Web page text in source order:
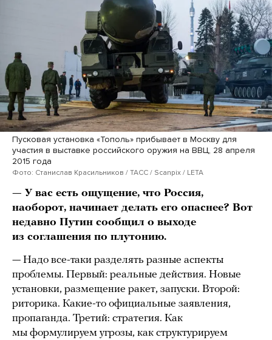
Пусковая установка «Тополь» прибывает в Москву для
участия в выставке российского оружия на ВВЦ, 28 апреля
2015 года
Фото: Станислав Красильников / ТАСС / Scanpix / LETA
— У вас есть ощущение, что Россия,
наоборот, начинает делать его опаснее? Вот
недавно Путин сообщил о выходе
из соглашения по плутонию.
— Надо все-таки разделять разные аспекты
проблемы. Первый: реальные действия. Новые
установки, размещение ракет, запуски. Второй:
риторика. Какие-то официальные заявления,
пропаганда. Третий: стратегия. Как
мы формулируем угрозы, как структурируем